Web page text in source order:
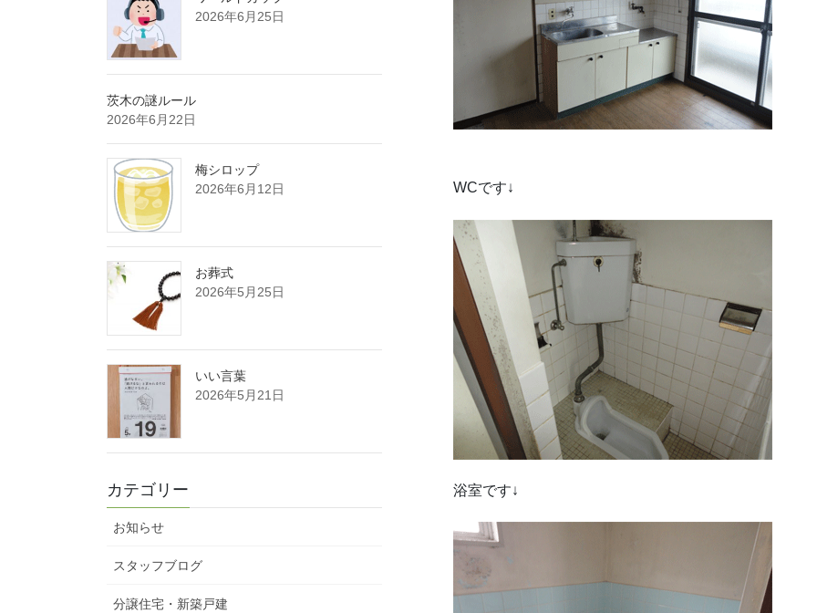
WCです↓
浴室です↓
2026年6月25日
茨木の謎ルール
2026年6月22日
梅シロップ
2026年6月12日
お葬式
2026年5月25日
いい言葉
2026年5月21日
カテゴリー
お知らせ
スタッフブログ
分譲住宅・新築戸建